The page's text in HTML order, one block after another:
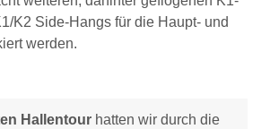
K2 Side-Hangs für die Haupt- und
werden.
Hallentour hatten wir durch die